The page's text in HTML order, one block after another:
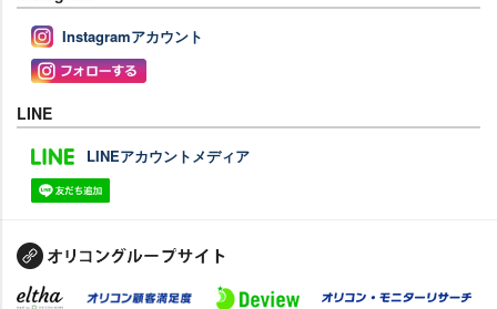
Instagramアカウント
LINE
LINEアカウントメディア